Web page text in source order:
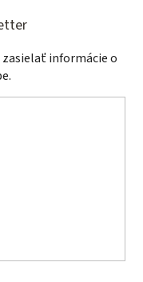
zasielať informácie o